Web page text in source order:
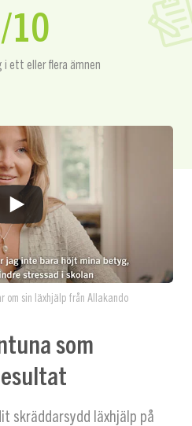
10
i ett eller flera ämnen
om sin läxhjälp från Allakando
som
skräddarsydd läxhjälp på